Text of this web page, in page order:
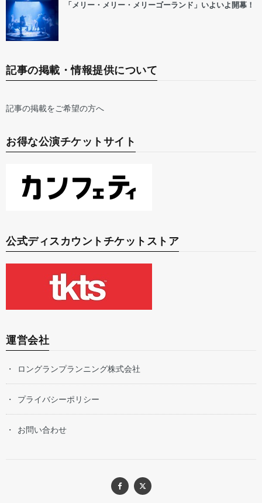
「メリー・メリー・メリーゴーランド」いよいよ開幕！
記事の掲載・情報提供について
記事の掲載をご希望の方へ
お得な公演チケットサイト
公式ディスカウントチケットストア
運営会社
ロングランプランニング株式会社
プライバシーポリシー
お問い合わせ